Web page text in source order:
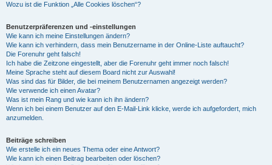
Wozu ist die Funktion „Alle Cookies löschen“?
Benutzerpräferenzen und -einstellungen
Wie kann ich meine Einstellungen ändern?
Wie kann ich verhindern, dass mein Benutzername in der Online-Liste auftaucht?
Die Forenuhr geht falsch!
Ich habe die Zeitzone eingestellt, aber die Forenuhr geht immer noch falsch!
Meine Sprache steht auf diesem Board nicht zur Auswahl!
Was sind das für Bilder, die bei meinem Benutzernamen angezeigt werden?
Wie verwende ich einen Avatar?
Was ist mein Rang und wie kann ich ihn ändern?
Wenn ich bei einem Benutzer auf den E-Mail-Link klicke, werde ich aufgefordert, mich
anzumelden.
Beiträge schreiben
Wie erstelle ich ein neues Thema oder eine Antwort?
Wie kann ich einen Beitrag bearbeiten oder löschen?